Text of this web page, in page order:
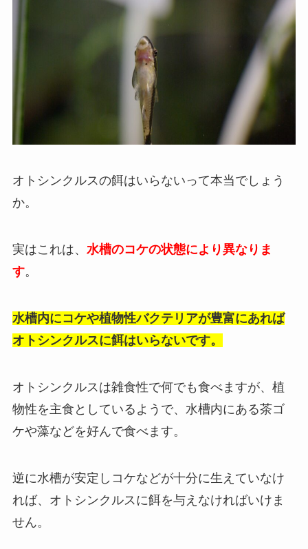
オトシンクルスの餌はいらないって本当でしょう
か。
実はこれは、 水槽のコケの状態により異なりま
す。
水槽内にコケや植物性バクテリアが豊富にあれば
オトシンクルスに餌はいらないです。
オトシンクルスは雑食性で何でも食べますが、植
物性を主食としているようで、水槽内にある茶ゴ
ケや藻などを好んで食べます。
逆に水槽が安定しコケなどが十分に生えていなけ
れば、オトシンクルスに餌を与えなければいけま
せん。